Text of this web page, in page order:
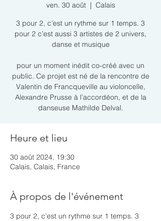
ven. 30 août
  |
Calais
3 pour 2, c’est un rythme sur 1 temps. 3
pour 2 c’est aussi 3 artistes de 2 univers,
danse et musique
pour un moment inédit co-créé avec un
public. Ce projet est né de la rencontre de
Valentin de Francqueville au violoncelle,
Alexandre Prusse à l’accordéon, et de la
danseuse Mathilde Delval.
Heure et lieu
30 août 2024, 19:30
Calais, Calais, France
À propos de l'événement
3 pour 2, c’est un rythme sur 1 temps. 3